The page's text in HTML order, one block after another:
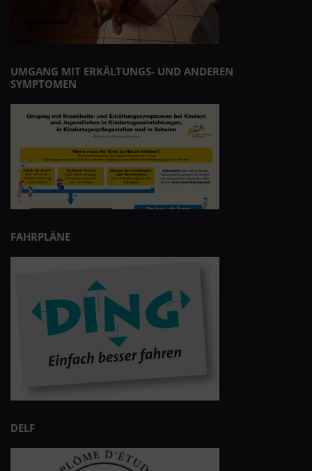
UMGANG MIT ERKÄLTUNGS- UND ANDEREN
SYMPTOMEN
FAHRPLÄNE
DELF